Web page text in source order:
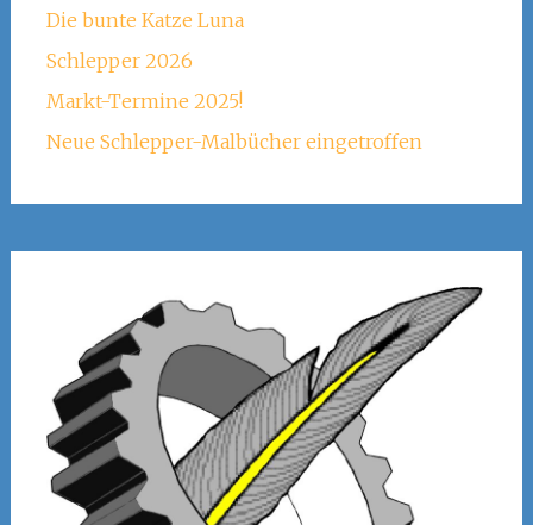
Die bunte Katze Luna
Schlepper 2026
Markt-Termine 2025!
Neue Schlepper-Malbücher eingetroffen